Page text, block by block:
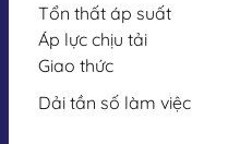
Tổn thất áp suất
Áp lực chịu tải
Giao thức
Dải tần số làm việc